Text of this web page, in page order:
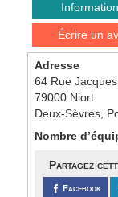
Écrire un
Adresse
64 Rue
79000 Niort
Deux-Sèvres,
Nombre
Partagez
Facebook